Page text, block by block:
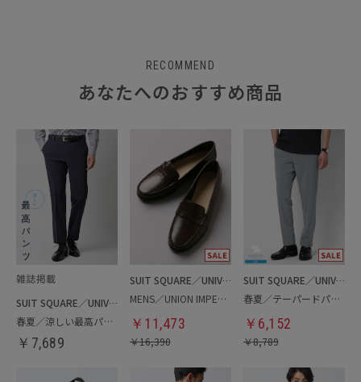
RECOMMEND
あなたへのおすすめ商品
SUIT SQUARE／UNIVERSAL LANGUAGE
春夏／涼しい最高パンツ
￥ 7,689
SUIT SQUARE／UNIVERSAL LANGUAGE
MENS／UNION IMPERIAL監修／コインローファー
￥ 11,473
￥16,390
SUIT SQUARE／UNIVERSAL LANGUAGE
春夏／テーパードパンツ
￥ 6,152
￥8,789